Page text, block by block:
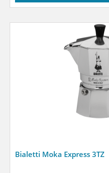
Bialetti Moka Express 3TZ